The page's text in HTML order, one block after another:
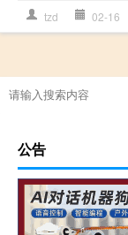
tzd 02-16
公告